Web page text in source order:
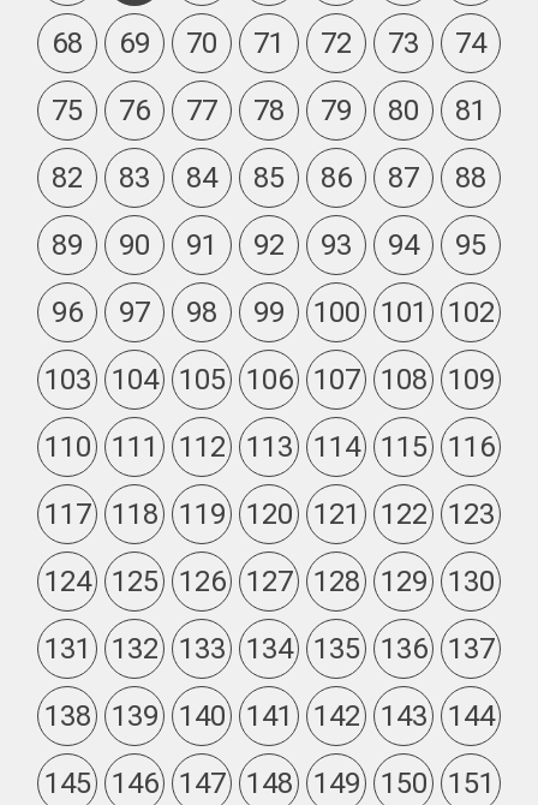
68
69 70 71 72 73
74
75
76 77 78 79 80
81
82
83 84 85 86 87
88
89
90 91 92 93 94
95
96
97 98 99 100 101
102
103
104 105 106 107 108
109
110
111 112 113 114 115
116
117
118 119 120 121 122
123
124
125 126 127 128 129
130
131
132 133 134 135 136
137
138
139 140 141 142 143
144
145
146 147 148 149 150
151